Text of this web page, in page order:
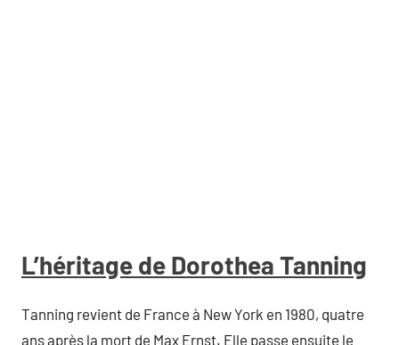
L’héritage de Dorothea Tanning
Tanning revient de France à New York en 1980, quatre
ans après la mort de Max Ernst. Elle passe ensuite le